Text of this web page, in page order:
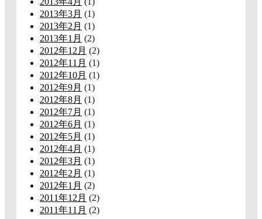
2013年3月 (1)
2013年2月 (1)
2013年1月 (2)
2012年12月 (2)
2012年11月 (1)
2012年10月 (1)
2012年9月 (1)
2012年8月 (1)
2012年7月 (1)
2012年6月 (1)
2012年5月 (1)
2012年4月 (1)
2012年3月 (1)
2012年2月 (1)
2012年1月 (2)
2011年12月 (2)
2011年11月 (2)